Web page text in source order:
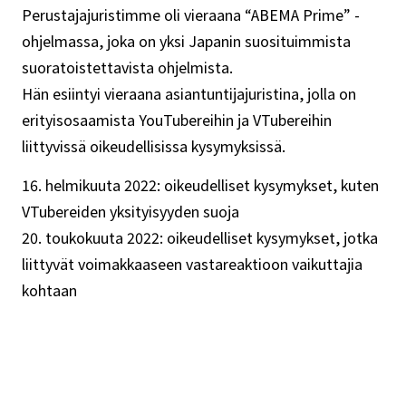
Perustajajuristimme oli vieraana “ABEMA Prime” -
ohjelmassa, joka on yksi Japanin suosituimmista
suoratoistettavista ohjelmista.
Hän esiintyi vieraana asiantuntijajuristina, jolla on
erityisosaamista YouTubereihin ja VTubereihin
liittyvissä oikeudellisissa kysymyksissä.
16. helmikuuta 2022: oikeudelliset kysymykset, kuten
VTubereiden yksityisyyden suoja
20. toukokuuta 2022: oikeudelliset kysymykset, jotka
liittyvät voimakkaaseen vastareaktioon vaikuttajia
kohtaan